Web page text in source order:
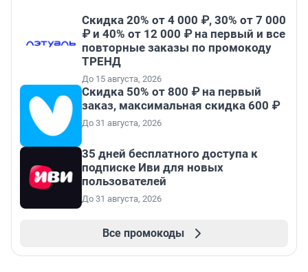
Скидка 20% от 4 000 ₽, 30% от 7 000
₽ и 40% от 12 000 ₽ на первый и все
повторные заказы по промокоду
ТРЕНД
До 15 августа, 2026
Скидка 50% от 800 ₽ на первый
заказ, максимальная скидка 600 ₽
До 31 августа, 2026
35 дней бесплатного доступа к
подписке Иви для новых
пользователей
До 31 августа, 2026
Все промокоды